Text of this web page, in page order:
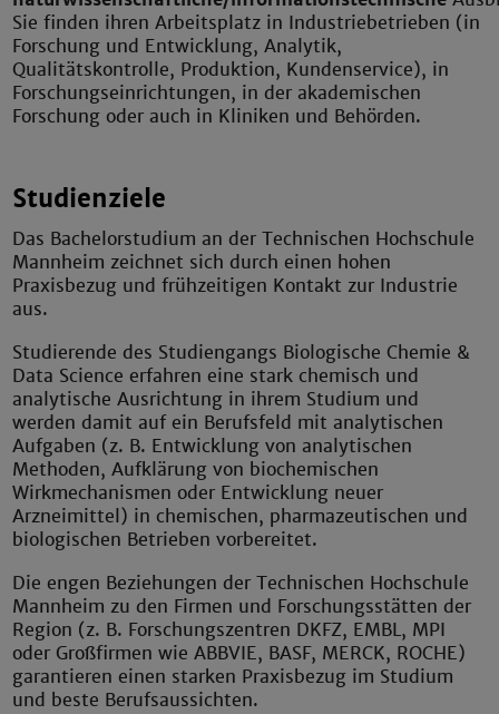
Sie finden ihren Arbeitsplatz in Industriebetrieben (in
Forschung und Entwicklung, Analytik,
Qualitätskontrolle, Produktion, Kundenservice), in
Forschungseinrichtungen, in der akademischen
Forschung oder auch in Kliniken und Behörden.
Studienziele
Das Bachelorstudium an der Technischen Hochschule
Mannheim zeichnet sich durch einen hohen
Praxisbezug und frühzeitigen Kontakt zur Industrie
aus.
Studierende des Studiengangs Biologische Chemie &
Data Science erfahren eine stark chemisch und
analytische Ausrichtung in ihrem Studium und
werden damit auf ein Berufsfeld mit analytischen
Aufgaben (z. B. Entwicklung von analytischen
Methoden, Aufklärung von biochemischen
Wirkmechanismen oder Entwicklung neuer
Arzneimittel) in chemischen, pharmazeutischen und
biologischen Betrieben vorbereitet.
Die engen Beziehungen der Technischen Hochschule
Mannheim zu den Firmen und Forschungsstätten der
Region (z. B. Forschungszentren DKFZ, EMBL, MPI
oder Großfirmen wie ABBVIE, BASF, MERCK, ROCHE)
garantieren einen starken Praxisbezug im Studium
und beste Berufsaussichten.